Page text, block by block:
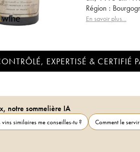
Région :
Propriétaire :
En savoir plus...
EXPERTISÉ & CERTIFIÉ
notre sommelière IA
vins similaires me conseilles-tu ? Comment le